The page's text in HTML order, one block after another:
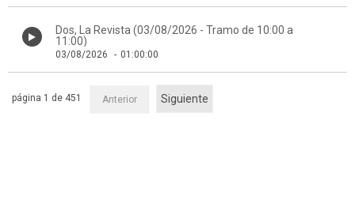
Dos, La Revista (03/08/2026 - Tramo de 10:00 a
11:00)
03/08/2026 - 01:00:00
Anterior Siguiente
página 1 de 451